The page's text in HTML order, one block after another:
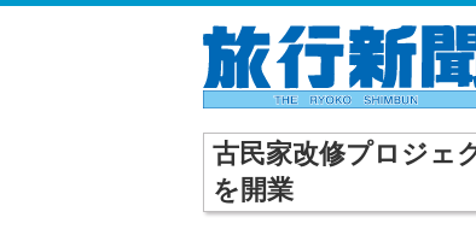
古民家改修プロジェ
を開業